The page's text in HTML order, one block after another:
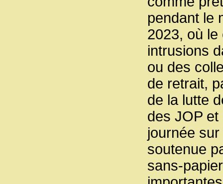
pendant le
2023, où
intrusions
ou des
de retrait,
de la lutte
des JOP et
journée
soutenue
sans-